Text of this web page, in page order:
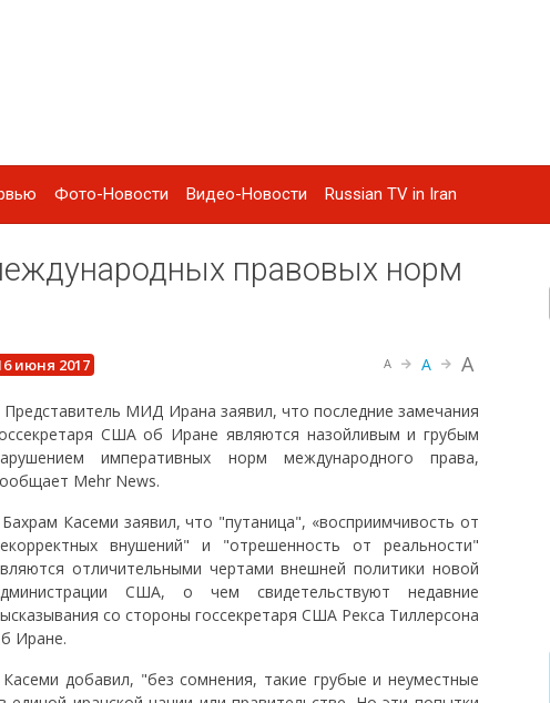
Фото-Новости Видео-Новости Russian TV in Iran
правовых норм
июня 2017 A A A
Представитель МИД Ирана заявил, что последние замечания
США об Иране являются назойливым и грубым
императивных норм международного права,
Mehr News.
Бахрам Касеми заявил, что "путаница", «восприимчивость от
внушений" и "отрешенность от реальности"
отличительными чертами внешней политики новой
США, о чем свидетельствуют недавние
со стороны госсекретаря США Рекса Тиллерсона
Иране.
Касеми добавил, "без сомнения, такие грубые и неуместные